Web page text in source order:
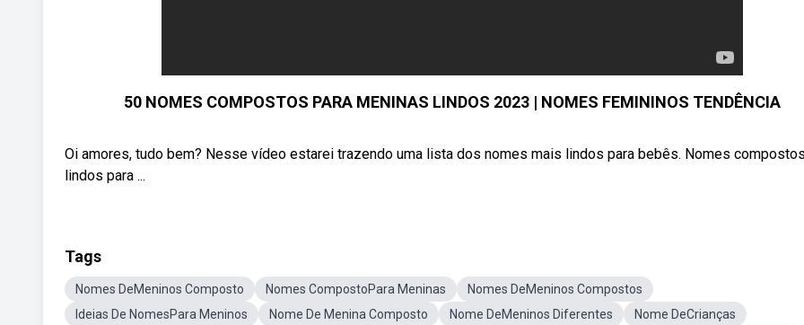
50 NOMES COMPOSTOS PARA MENINAS LINDOS 2023 | NOMES FEMININOS TENDÊNCIA
Oi amores, tudo bem? Nesse vídeo estarei trazendo uma lista dos nomes mais lindos para bebês. Nomes
lindos para ...
Tags
Nomes DeMeninos Composto Nomes CompostoPara Meninas
Nomes DeMeninos Compostos
Ideias De NomesPara Meninos
Nome De Menina Composto Nome DeMeninos Diferentes
Nome DeCrianças